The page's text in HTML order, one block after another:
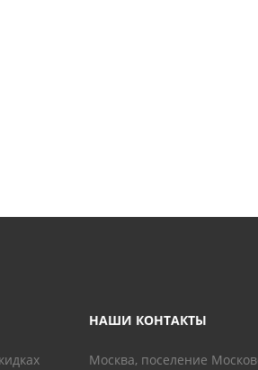
НАШИ КОНТАКТЫ
Москва, поселение